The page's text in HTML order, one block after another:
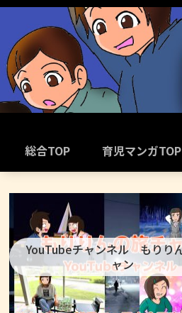
総合TOP 育児マンガTOP
YouTubeチャンネル もりり
ャン